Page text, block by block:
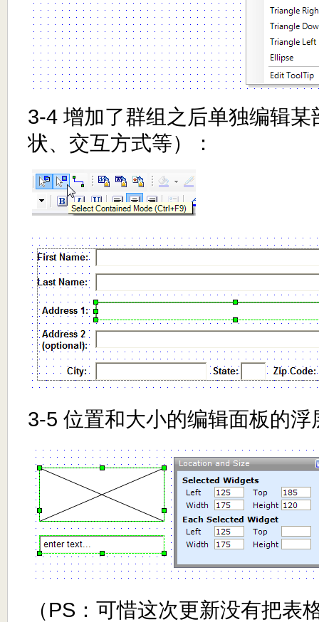
3-4 增加了群组之后单独编辑某
状、交互方式等）：
3-5 位置和大小的编辑面板的浮
（PS：可惜这次更新没有把表